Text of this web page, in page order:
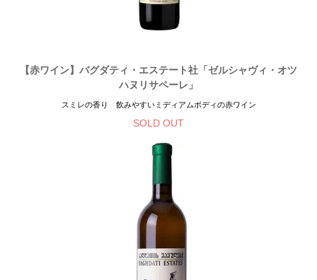
【赤ワイン】バグダティ・エステート社「ゼルシャヴィ・オツ
ハヌリサペーレ」
スミレの香り 飲みやすいミディアムボディの赤ワイン
SOLD OUT